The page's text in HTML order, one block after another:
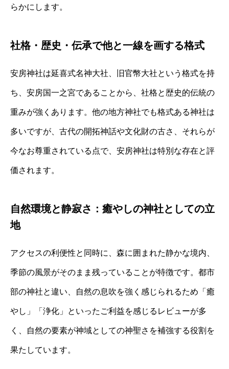
らかにします。
社格・歴史・伝承で他と一線を画する格式
安房神社は延喜式名神大社、旧官幣大社という格式を持
ち、安房国一之宮であることから、社格と歴史的伝統の
重みが強くあります。他の地方神社でも格式ある神社は
多いですが、古代の開拓神話や文化財の古さ、それらが
今なお尊重されている点で、安房神社は特別な存在と評
価されます。
自然環境と静寂さ：癒やしの神社としての立
地
アクセスの利便性と同時に、森に囲まれた静かな境内、
季節の風景がそのまま残っていることが特徴です。都市
部の神社と違い、自然の息吹を強く感じられるため「癒
やし」「浄化」といったご利益を感じるレビューが多
く、自然の要素が神域としての神聖さを補強する役割を
果たしています。